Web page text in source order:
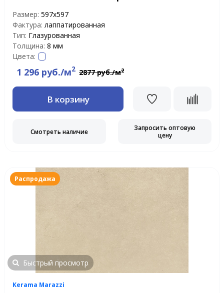
Размер: 597х597
Фактура: лаппатированная
Тип: Глазурованная
Толщина: 8 мм
Цвета:
1 296 руб./м2 2877 руб./м2
В корзину
Смотреть наличие
Запросить оптовую
цену
Распродажа
Быстрый просмотр
Kerama Marazzi